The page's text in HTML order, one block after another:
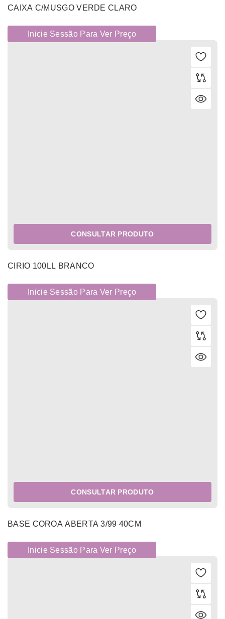
CAIXA C/MUSGO VERDE CLARO
Inicie Sessão Para Ver Preço
CONSULTAR PRODUTO
CIRIO 100LL BRANCO
Inicie Sessão Para Ver Preço
CONSULTAR PRODUTO
BASE COROA ABERTA 3/99 40CM
Inicie Sessão Para Ver Preço